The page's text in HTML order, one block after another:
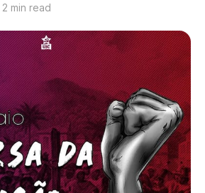
2 min read